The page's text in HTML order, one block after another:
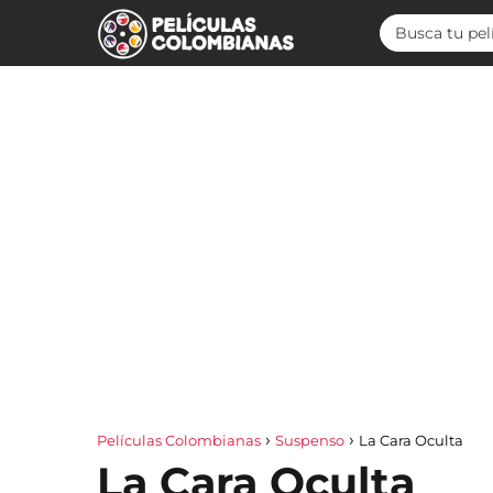
Películas Colombianas Suspenso La Cara Oculta
La Cara Oculta